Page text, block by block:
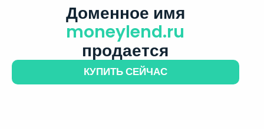
Доменное имя
moneylend.ru
продается
КУПИТЬ СЕЙЧАС